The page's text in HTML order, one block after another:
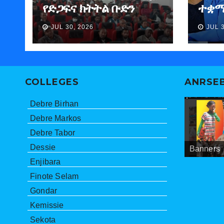
የድጋፍና ክትትል ቡድን
የማጠቃለያ ግብረ መልስ ሰጠ
JUL 30, 2026 JUL
COLLEGES
Debre Birhan
Debre Markos
Debre Tabor
Dessie
Enjibara
Finote Selam
Gondar
Kemissie
Sekota
Banners
Meetings